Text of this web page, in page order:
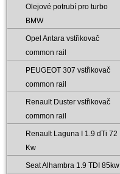
Olejové potrubí pro turbo
BMW
Opel Antara vstřikovač
common rail
PEUGEOT 307 vstřikovač
common rail
Renault Duster vstřikovač
common rail
Renault Laguna I 1.9 dTi 72
Kw
Seat Alhambra 1.9 TDI 85kw